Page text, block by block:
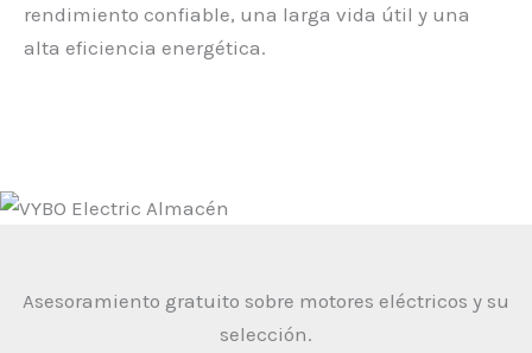
rendimiento confiable, una larga vida útil y una
alta eficiencia energética.
Asesoramiento gratuito sobre motores eléctricos y su
selección.